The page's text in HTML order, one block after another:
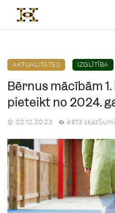
AKTUALITĀTES IZGLĪTĪBA
Bērnus mācībām
pieteikt no 2024.
22.12.2023 4613 skatījumi